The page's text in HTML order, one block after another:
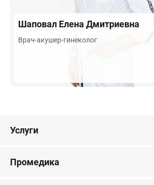
Шаповал Елена Дмитриевна
Врач-акушер-гинеколог
Услуги
Промедика